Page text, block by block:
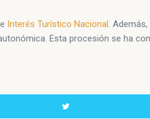
Interés Turístico Nacional .
Esta procesión se ha